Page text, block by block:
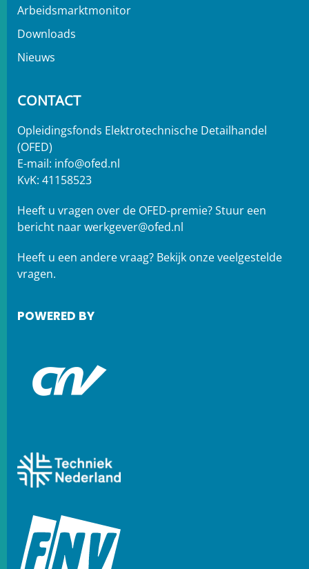
Arbeidsmarktmonitor
Downloads
Nieuws
CONTACT
Opleidingsfonds Elektrotechnische Detailhandel
(OFED)
E-mail: info@ofed.nl
KvK: 41158523
Heeft u vragen over de OFED-premie? Stuur een
bericht naarwerkgever@ofed.nl
Heeft u een andere vraag? Bekijk onze veelgestelde
vragen.
POWERED BY